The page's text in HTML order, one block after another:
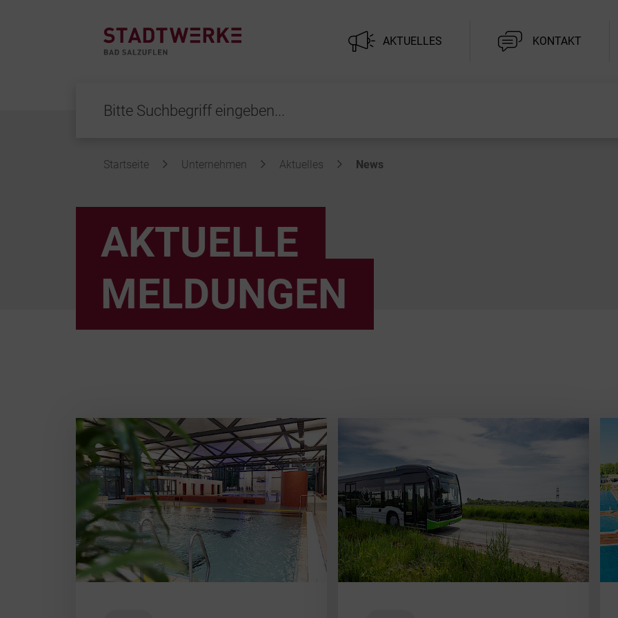
AKTUELLES KONTAKT
Startseite Unternehmen Aktuelles News
AKTUELLE
MELDUNGEN